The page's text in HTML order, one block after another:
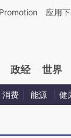
章[https://
Promotion 应用
政经 世界
消费 能源 健